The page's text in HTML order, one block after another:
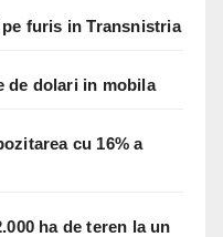
furis in Transnistria
de dolari in mobila
cu 16% a
ha de teren la un